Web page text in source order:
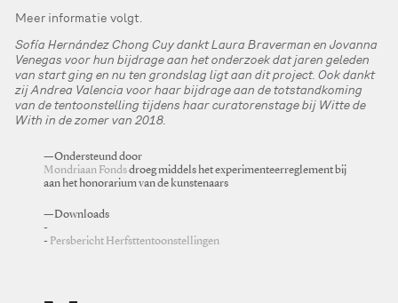
Meer informatie volgt.
Sofía Hernández Chong Cuy dankt Laura Braverman en Jovanna
Venegas voor hun bijdrage aan het onderzoek dat jaren geleden
van start ging en nu ten grondslag ligt aan dit project. Ook dankt
zij Andrea Valencia voor haar bijdrage aan de totstandkoming
van de tentoonstelling tijdens haar curatorenstage bij Witte de
With in de zomer van 2018.
—Ondersteund door
Mondriaan Fondsdroeg middels het experimenteerreglement bij
aan het honorarium van de kunstenaars
—Downloads
Persbericht Herfsttentoonstellingen